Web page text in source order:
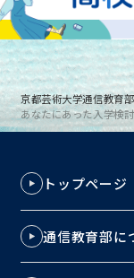
京都芸術大学通信教育部
あなたにあった入学検
トップページ
通信教育部に